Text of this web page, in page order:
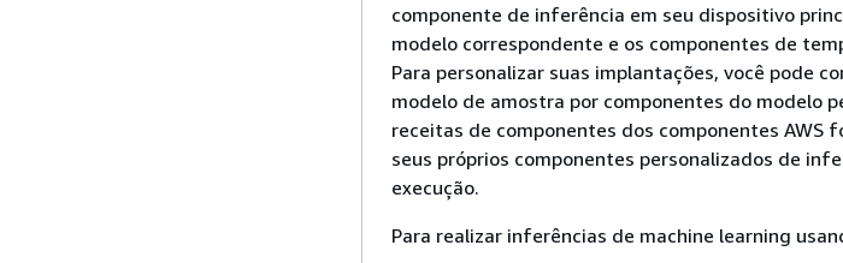
componente de inferência em seu dispositivo
modelo correspondente e os componentes de
Para personalizar suas implantações, você pode
modelo de amostra por componentes do modelo
receitas de componentes dos componentes AWS
seus próprios componentes personalizados de
execução.
Para realizar inferências de machine learning